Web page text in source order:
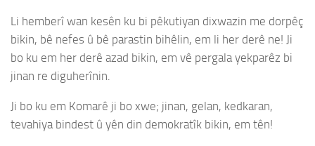
Li hemberî wan kesên ku bi pêkutiyan dixwazin me dorpêç
bikin, bê nefes û bê parastin bihêlin, em li her derê ne! Ji
bo ku em her derê azad bikin, em vê pergala yekparêz bi
jinan re diguherînin.
Ji bo ku em Komarê ji bo xwe; jinan, gelan, kedkaran,
tevahiya bindest û yên din demokratîk bikin, em tên!